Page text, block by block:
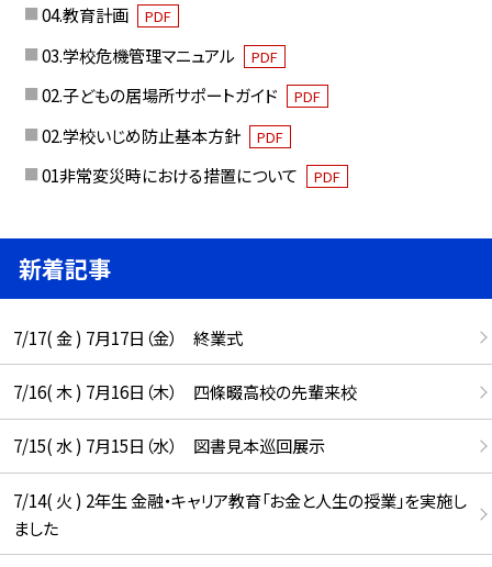
04.教育計画 PDF
03.学校危機管理マニュアル PDF
02.子どもの居場所サポートガイド PDF
02.学校いじめ防止基本方針 PDF
01非常変災時における措置について PDF
新着記事
7/17( 金 ) 7月17日（金） 終業式
7/16( 木 ) 7月16日（木） 四條畷高校の先輩来校
7/15( 水 ) 7月15日（水） 図書見本巡回展示
7/14( 火 ) 2年生 金融・キャリア教育「お金と人生の授業」を実施し
ました